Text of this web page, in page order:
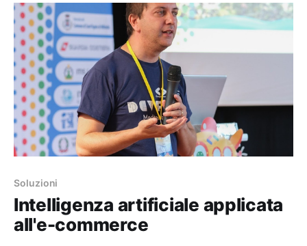
rinvio. Cosa offre la
Soluzioni
Intelligenza artificiale applicata
all'e-commerce